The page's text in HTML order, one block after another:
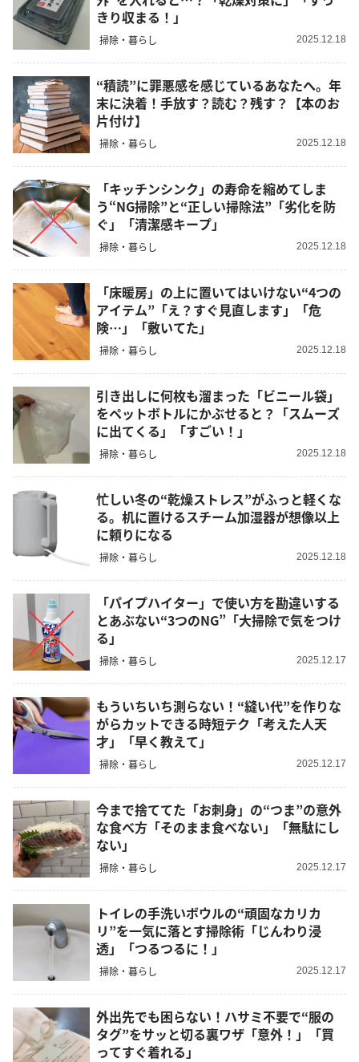
きり収まる！」
掃除・暮らし 2025.12.18
“積読”に罪悪感を感じているあなたへ。年
末に決着！手放す？読む？残す？【本のお
片付け】
掃除・暮らし 2025.12.18
「キッチンシンク」の寿命を縮めてしま
う“NG掃除”と“正しい掃除法”「劣化を防
ぐ」「清潔感キープ」
掃除・暮らし 2025.12.18
「床暖房」の上に置いてはいけない“4つの
アイテム”「え？すぐ見直します」「危
険…」「敷いてた」
掃除・暮らし 2025.12.18
引き出しに何枚も溜まった「ビニール袋」
をペットボトルにかぶせると？「スムーズ
に出てくる」「すごい！」
掃除・暮らし 2025.12.18
忙しい冬の“乾燥ストレス”がふっと軽くな
る。机に置けるスチーム加湿器が想像以上
に頼りになる
掃除・暮らし 2025.12.18
「パイプハイター」で使い方を勘違いする
とあぶない“3つのNG”「大掃除で気をつけ
る」
掃除・暮らし 2025.12.17
もういちいち測らない！“縫い代”を作りな
がらカットできる時短テク「考えた人天
才」「早く教えて」
掃除・暮らし 2025.12.17
今まで捨ててた「お刺身」の“つま”の意外
な食べ方「そのまま食べない」「無駄にし
ない」
掃除・暮らし 2025.12.17
トイレの手洗いボウルの“頑固なカリカ
リ”を一気に落とす掃除術「じんわり浸
透」「つるつるに！」
掃除・暮らし 2025.12.17
外出先でも困らない！ハサミ不要で“服の
タグ”をサッと切る裏ワザ「意外！」「買
ってすぐ着れる」